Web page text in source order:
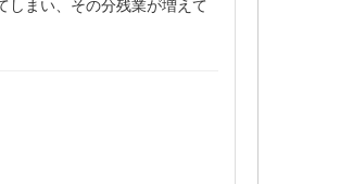
しまい、その分残業が増えて